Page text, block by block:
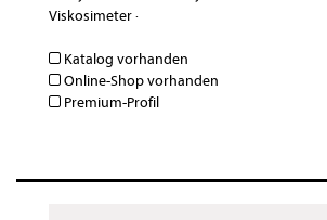
Viskosimeter·
Katalog vorhanden
Online-Shop vorhanden
Premium-Profil